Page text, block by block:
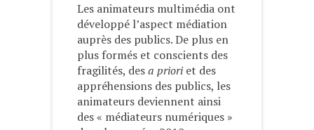
Les animateurs multimédia ont
développé l’aspect médiation
auprès des publics. De plus en
plus formés et conscients des
fragilités, desa prioriet des
appréhensions des publics, les
animateurs deviennent ainsi
des « médiateurs numériques »